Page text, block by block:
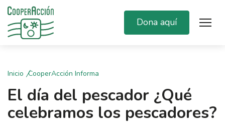
Dona aquí
Inicio CooperAcción Informa
El día del pescador ¿Qué
celebramos los pescadores?